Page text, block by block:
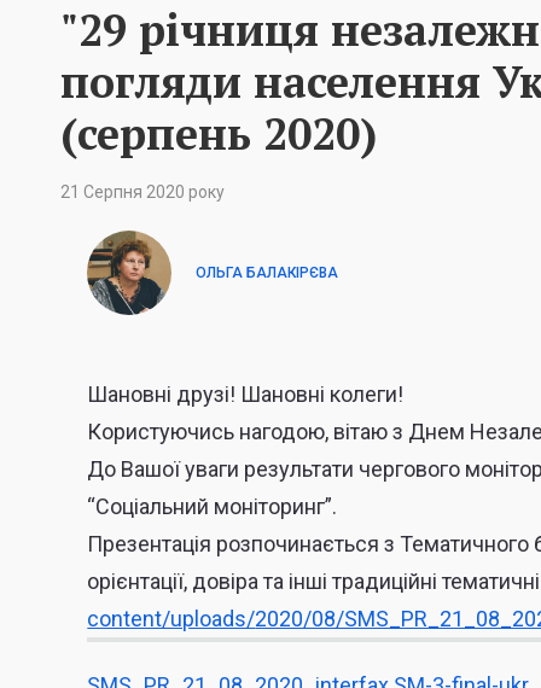
"29 річниця
погляди населення
(серпень 2020)
21 Серпня 2020 року
ОЛЬГА БАЛАКІРЄВА
Шановні друзі! Шановні колеги!
Користуючись нагодою, вітаю з Днем
До Вашої уваги результати чергового
“Соціальний моніторинг”.
Презентація розпочинається з
орієнтації, довіра та інші традиційні
content/uploads/2020/08/